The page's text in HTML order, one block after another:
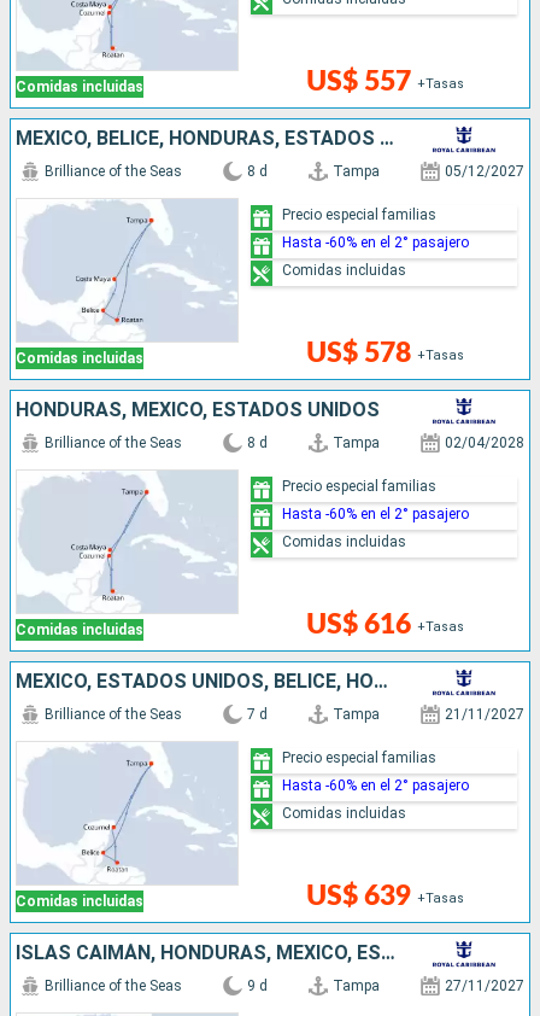
Comidas incluidas US$ 557 +Tasas
MÉXICO, BELICE, HONDURAS, ESTADOS UNIDOS
Comidas incluidas
Brilliance of the Seas 8 d Tampa 05/12/2027
US$ 578 +Tasas
Precio especial familias
Hasta -60% en el 2° pasajero
Comidas incluidas
HONDURAS, MÉXICO, ESTADOS UNIDOS
Comidas incluidas
Brilliance of the Seas 8 d Tampa 02/04/2028
US$ 616 +Tasas
Precio especial familias
Hasta -60% en el 2° pasajero
Comidas incluidas
MÉXICO, ESTADOS UNIDOS, BELICE, HONDURAS
Comidas incluidas
Brilliance of the Seas 7 d Tampa 21/11/2027
US$ 639 +Tasas
Precio especial familias
Hasta -60% en el 2° pasajero
Comidas incluidas
ISLAS CAIMÁN, HONDURAS, MÉXICO, ESTADOS UNIDOS
Brilliance of the Seas 9 d Tampa 27/11/2027